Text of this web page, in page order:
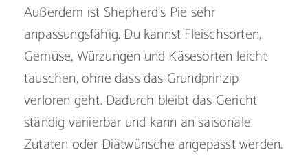
Außerdem ist Shepherd’s Pie sehr
anpassungsfähig. Du kannst Fleischsorten,
Gemüse, Würzungen und Käsesorten leicht
tauschen, ohne dass das Grundprinzip
verloren geht. Dadurch bleibt das Gericht
ständig variierbar und kann an saisonale
Zutaten oder Diätwünsche angepasst werden.